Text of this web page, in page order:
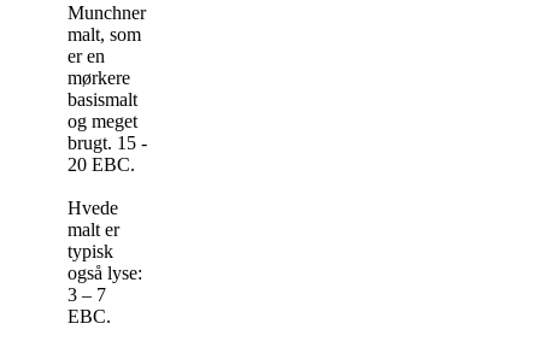
Munchner
malt, som
er en
mørkere
basismalt
og meget
brugt. 15 -
20 EBC.
Hvede
malt er
typisk
også lyse:
3 – 7
EBC.